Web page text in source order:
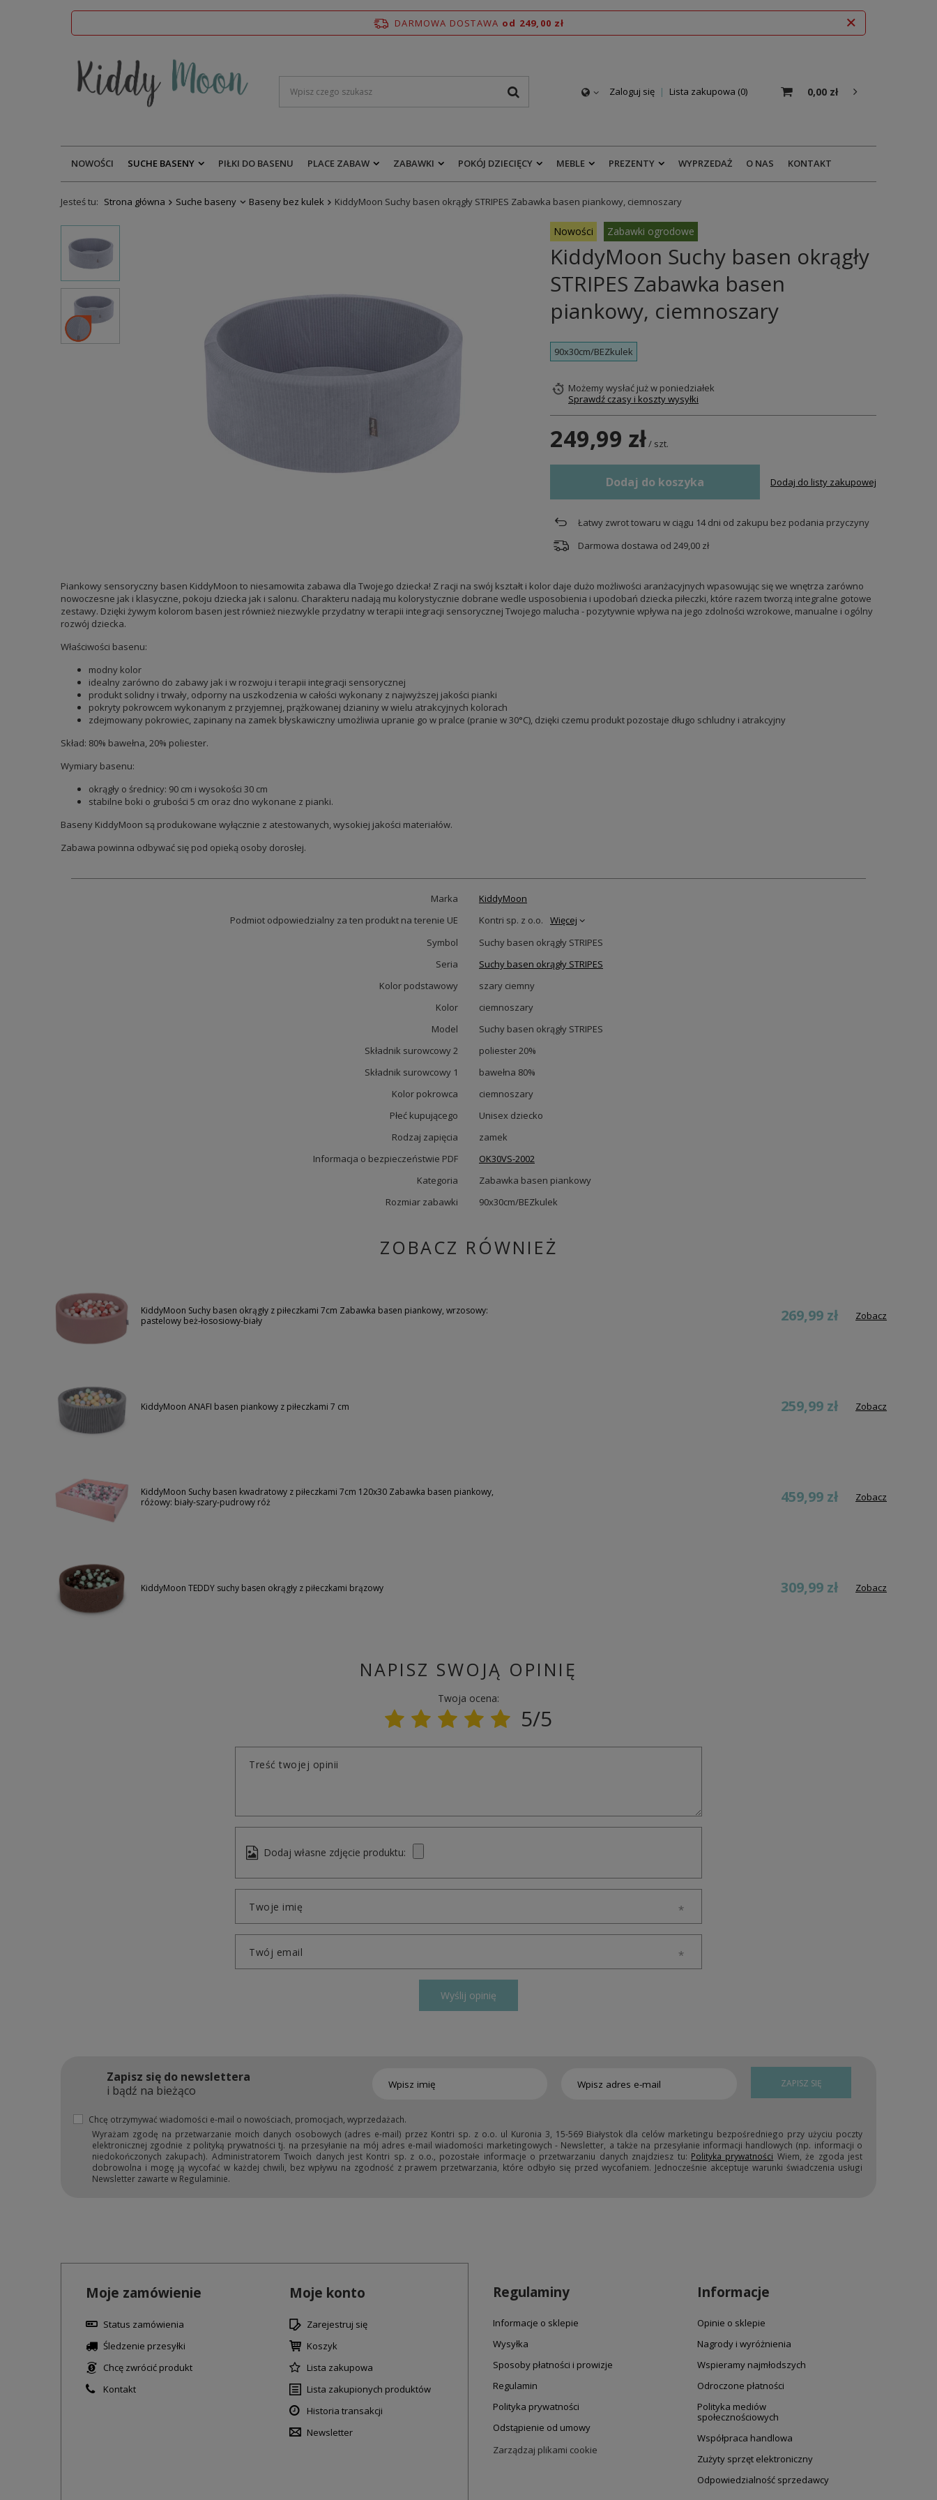
DARMOWA DOSTAWA od 249,00 zł
Zaloguj się Lista zakupowa 0 0,00 zł
NOWOŚCI SUCHE BASENY PIŁKI DO BASENU PLACE ZABAW ZABAWKI POKÓJ DZIECIĘCY MEBLE PREZENTY WYPRZEDAŻ O NAS KONTAKT
Jesteś tu: Strona główna Suche baseny Baseny bez kulek KiddyMoon Suchy basen okrągły STRIPES Zabawka basen piankowy, ciemnoszary
Nowości Zabawki ogrodowe
KiddyMoon Suchy basen okrągły
STRIPES Zabawka basen
piankowy, ciemnoszary
90x30cm/BEZkulek
Możemy wysłać jużw poniedziałek
Sprawdź czasy i koszty wysyłki
249,99 zł/ szt.
Dodaj do koszyka Dodaj do listy zakupowej
Łatwy zwrot towaru w ciągu 14dni od zakupu bez podania przyczyny
Darmowa dostawa od 249,00 zł
Piankowy sensoryczny basen KiddyMoon to niesamowita zabawa dla Twojego dziecka! Z racji na swój kształt i kolor daje dużo możliwości aranżacyjnych wpasowując się we wnętrza zarówno
nowoczesne jak i klasyczne, pokoju dziecka jak i salonu. Charakteru nadają mu kolorystycznie dobrane wedle usposobienia i upodobań dziecka piłeczki, które razem tworzą integralne gotowe
zestawy. Dzięki żywym kolorom basen jest również niezwykle przydatny w terapii integracji sensorycznej Twojego malucha - pozytywnie wpływa na jego zdolności wzrokowe, manualne i ogólny
rozwój dziecka.
Właściwości basenu:
modny kolor
idealny zarówno do zabawy jak i w rozwoju i terapii integracji sensorycznej
produkt solidny i trwały, odporny na uszkodzenia w całości wykonany z najwyższej jakości pianki
pokryty pokrowcem wykonanym z przyjemnej, prążkowanej dzianiny w wielu atrakcyjnych kolorach
zdejmowany pokrowiec, zapinany na zamek błyskawiczny umożliwia upranie go w pralce (pranie w 30°C), dzięki czemu produkt pozostaje długo schludny i atrakcyjny
Skład: 80% bawełna, 20% poliester.
Wymiary basenu:
okrągły o średnicy: 90 cm i wysokości 30 cm
stabilne boki o grubości 5 cm oraz dno wykonane z pianki.
Baseny KiddyMoon są produkowane wyłącznie z atestowanych, wysokiej jakości materiałów.
Zabawa powinna odbywać się pod opieką osoby dorosłej.
Marka
KiddyMoon
Podmiot odpowiedzialny za ten produkt na terenie UE
Kontri sp. z o.o.
Więcej
Symbol
Suchy basen okrągły STRIPES
Seria
Suchy basen okrągły STRIPES
Kolor podstawowy
szary ciemny
Kolor
ciemnoszary
Model
Suchy basen okrągły STRIPES
Składnik surowcowy 2
poliester 20%
Składnik surowcowy 1
bawełna 80%
Kolor pokrowca
ciemnoszary
Płeć kupującego
Unisex dziecko
Rodzaj zapięcia
zamek
Informacja o bezpieczeństwie PDF
OK30VS-2002
Kategoria
Zabawka basen piankowy
Rozmiar zabawki
90x30cm/BEZkulek
ZOBACZ RÓWNIEŻ
KiddyMoon Suchy basen okrągły z piłeczkami 7cm Zabawka basen piankowy, wrzosowy:
pastelowy beż-łososiowy-biały
269,99 zł Zobacz
KiddyMoon ANAFI basen piankowy z piłeczkami 7 cm 259,99 zł Zobacz
KiddyMoon Suchy basen kwadratowy z piłeczkami 7cm 120x30 Zabawka basen piankowy,
różowy: biały-szary-pudrowy róż
459,99 zł Zobacz
KiddyMoon TEDDY suchy basen okrągły z piłeczkami brązowy 309,99 zł Zobacz
NAPISZ SWOJĄ OPINIĘ
Twoja ocena:
5/5
Treść twojej opinii
Dodaj własne zdjęcie produktu:
Twoje imię
Twój email
Wyślij opinię
Zapisz się do newslettera
i bądź na bieżąco
ZAPISZ SIĘ
Chcę otrzymywać wiadomości e-mail o nowościach, promocjach, wyprzedażach.
Wyrażam zgodę na przetwarzanie moich danych osobowych (adres e-mail) przez Kontri sp. z o.o. ul Kuronia 3, 15-569 Białystok dla celów marketingu bezpośredniego przy użyciu poczty
elektronicznej zgodnie z polityką prywatności tj. na przesyłanie na mój adres e-mail wiadomości marketingowych - Newsletter, a także na przesyłanie informacji handlowych (np. informacji o
niedokończonych zakupach). Administratorem Twoich danych jest Kontri sp. z o.o., pozostałe informacje o przetwarzaniu danych znajdziesz tu: Polityka prywatności Wiem, że zgoda jest
dobrowolna i mogę ją wycofać w każdej chwili, bez wpływu na zgodność z prawem przetwarzania, które odbyło się przed wycofaniem. Jednocześnie akceptuje warunki świadczenia usługi
Newsletter zawarte w Regulaminie.
Moje zamówienie
Status zamówienia
Śledzenie przesyłki
Chcę zwrócić produkt
Kontakt
Moje konto
Zarejestruj się
Koszyk
Lista zakupowa
Lista zakupionych produktów
Historia transakcji
Newsletter
Regulaminy
Informacje o sklepie
Wysyłka
Sposoby płatności i prowizje
Regulamin
Polityka prywatności
Odstąpienie od umowy
Zarządzaj plikami cookie
Informacje
Opinie o sklepie
Nagrody i wyróżnienia
Wspieramy najmłodszych
Odroczone płatności
Polityka mediów
społecznościowych
Współpraca handlowa
Zużyty sprzęt elektroniczny
Odpowiedzialność sprzedawcy